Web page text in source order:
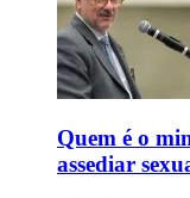
Quem é o
assediar